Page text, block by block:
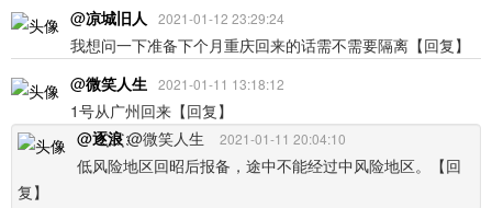
@凉城旧人 2021-01-12 23:29:24
我想问一下准备下个月重庆回来的话需不需要隔离 【回复】
@微笑人生 2021-01-11 13:18:12
1号从广州回来 【回复】
@逐҉浪҉@微笑人生 2021-01-11 20:04:10
低风险地区回昭后报备，途中不能经过中风险地区。
【回
复】